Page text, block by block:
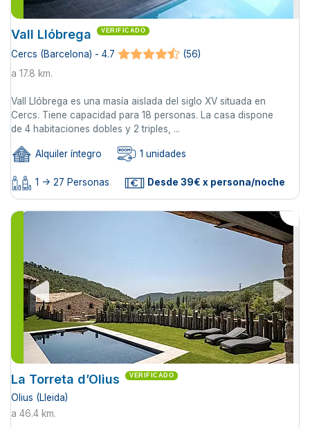
Vall Llóbrega VERIFICADO
Cercs (Barcelona) - 4.7
(56)
a 17.8 km.
Vall Llóbrega es una masía aislada del siglo XV situada en
Cercs. Tiene capacidad para 18 personas. La casa dispone
de 4 habitaciones dobles y 2 triples, ...
Alquiler íntegro 1 unidades
1 -> 27 Personas Desde 39€ x persona/noche
La Torreta d’Olius VERIFICADO
Olius (Lleida)
a 46.4 km.